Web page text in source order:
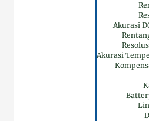
Akurasi
Akurasi